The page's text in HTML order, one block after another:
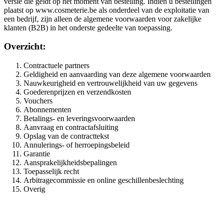
plaatst op www.cosmeterie.be als onderdeel van de exploitatie van
een bedrijf, zijn alleen de algemene voorwaarden voor zakelijke
klanten (B2B) in het onderste gedeelte van toepassing.
Overzicht:
Contractuele partners
Geldigheid en aanvaarding van deze algemene voorwaarden
Nauwkeurigheid en vertrouwelijkheid van uw gegevens
Goederenprijzen en verzendkosten
Vouchers
Abonnementen
Betalings- en leveringsvoorwaarden
Aanvraag en contractafsluiting
Opslag van de contracttekst
Annulerings- of herroepingsbeleid
Garantie
Aansprakelijkheidsbepalingen
Toepasselijk recht
Arbitragecommissie en online geschillenbeslechting
Overig